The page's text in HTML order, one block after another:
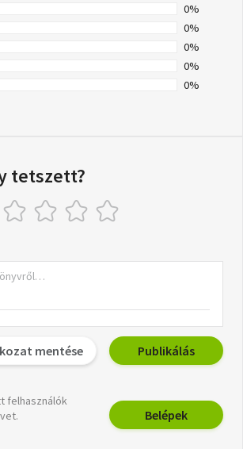
0%
0%
0%
0%
0%
tetszett?
mentése Publikálás
felhasználók
Belépek